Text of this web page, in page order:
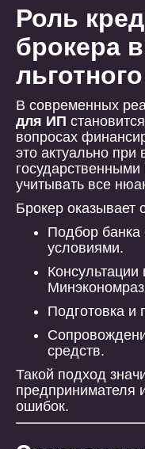
Роль
брокера
В современных
для ИП
вопросах
это актуально при
учитывать все
Брокер оказывает
Подбор
условиями.
Подготовка и
средств.
Такой подход
предпринимателя
ошибок.